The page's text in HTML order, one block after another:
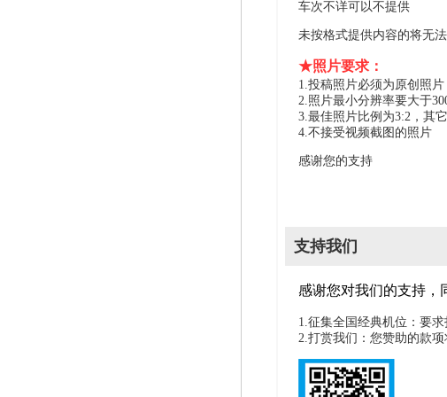
车次不详可以不提供
未按格式提供内容的将无
★照片要求：
1.投稿照片必须为原创照片
2.照片最小分辨率要大于
3.最佳照片比例为3:2，其
4.不接受视频截图的照片
感谢您的支持
支持我们
感谢您对我们的支持，
1.征集全国经典机位：要
2.打赏我们：您赞助的款